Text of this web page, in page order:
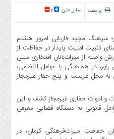
پرینت سایز متن /
سرهنگ مجید فاریابی امروز هشتم
تثبیت امنیت پایدار در حفاظت از
واصله از میراث‌بانان افتخاری مبنی‌
در هماهنگی با عوامل انتظامی،
محل عزیمت و پنج حفار غیرمجاز
و ادوات حفاری غیرمجاز کشف و این
قانونی به دستگاه قضایی معرفی
حفاظت میراث‌فرهنگی کرمان، در